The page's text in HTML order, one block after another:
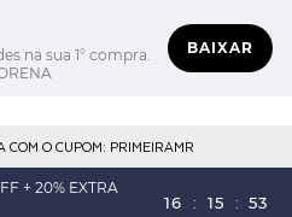
na sua 1° compra.
BAIXAR
COM O CUPOM: PRIMEIRAMR
+ 20% EXTRA
16 : 15 : 53